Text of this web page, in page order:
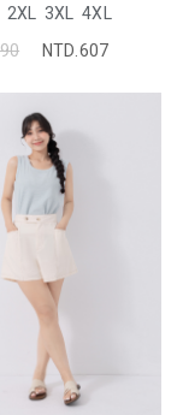
2XL 3XL 4XL
NTD.607